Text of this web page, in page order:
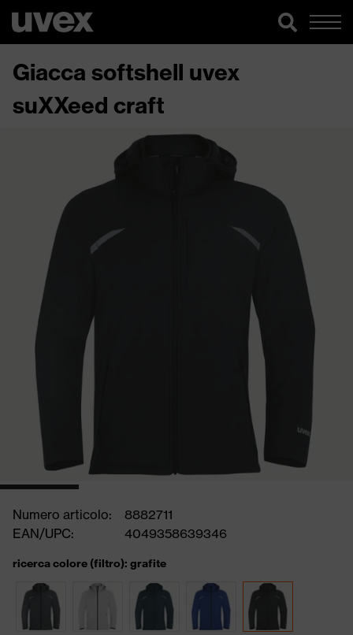
Giacca softshell uvex
suXXeed craft
Numero articolo:
8882711
EAN/UPC:
4049358639346
ricerca colore (filtro): grafite